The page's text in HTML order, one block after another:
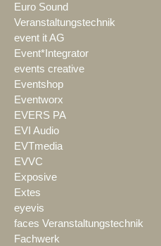
Euro Sound
Veranstaltungstechnik
event it AG
Event*Integrator
events creative
Eventshop
Eventworx
EVERS PA
EVI Audio
EVTmedia
EVVC
Exposive
Extes
eyevis
faces Veranstaltungstechnik
Fachwerk